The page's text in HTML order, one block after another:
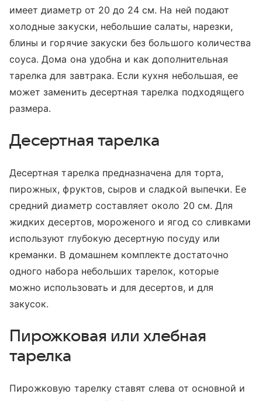
имеет диаметр от 20 до 24 см. На ней подают
холодные закуски, небольшие салаты, нарезки,
блины и горячие закуски без большого количества
соуса. Дома она удобна и как дополнительная
тарелка для завтрака. Если кухня небольшая, ее
может заменить десертная тарелка подходящего
размера.
Десертная тарелка
Десертная тарелка предназначена для торта,
пирожных, фруктов, сыров и сладкой выпечки. Ее
средний диаметр составляет около 20 см. Для
жидких десертов, мороженого и ягод со сливками
используют глубокую десертную посуду или
креманки. В домашнем комплекте достаточно
одного набора небольших тарелок, которые
можно использовать и для десертов, и для
закусок.
Пирожковая или хлебная
тарелка
Пирожковую тарелку ставят слева от основной и